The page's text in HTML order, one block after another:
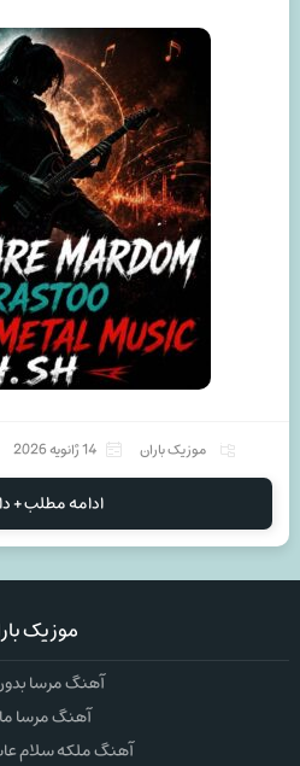
موزیک باران 14 ژانویه 2026
ادامه مطلب +
موزیک
آهنگ مرسا
آهنگ مرسا
آهنگ ملکه سلام